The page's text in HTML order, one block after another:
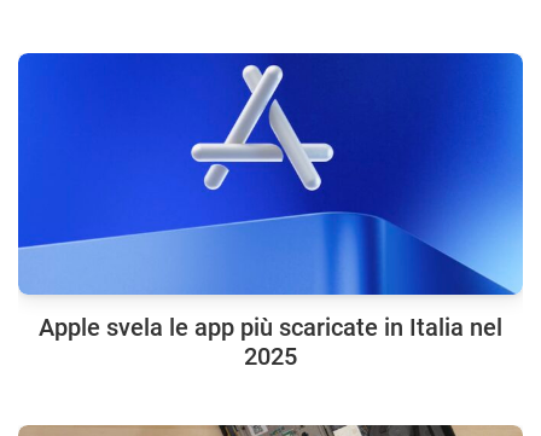
Apple svela le app più scaricate in Italia nel
2025